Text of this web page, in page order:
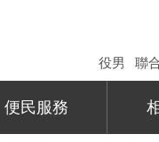
役男 聯
便民服務